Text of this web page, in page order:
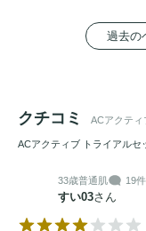
過去の
クチコミ ACアクティ
ACアクティブ トライアルセ
33歳普通肌 19件
すい03さん